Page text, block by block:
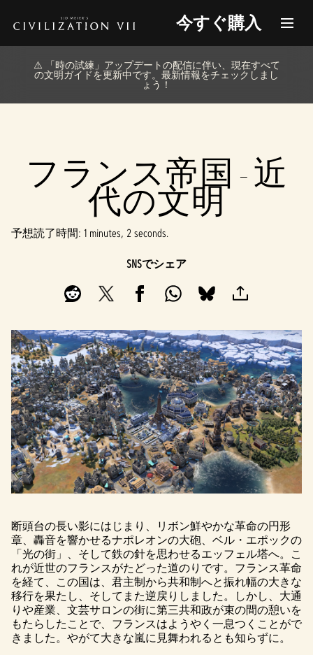
今すぐ購入
⚠️ 「時の試練」アップデートの配信に伴い、現在すべて
の文明ガイドを更新中です。最新情報をチェックしまし
ょう！
フランス帝国 - 近
代の文明
予想読了時間 1 minutes, 2 seconds
SNSでシェア
断頭台の長い影にはじまり、リボン鮮やかな革命の円形
章、轟音を響かせるナポレオンの大砲、ベル・エポックの
「光の街」、そして鉄の針を思わせるエッフェル塔へ。こ
れが近世のフランスがたどった道のりです。フランス革命
を経て、この国は、君主制から共和制へと振れ幅の大きな
移行を果たし、そしてまた逆戻りしました。しかし、大通
りや産業、文芸サロンの街に第三共和政が束の間の憩いを
もたらしたことで、フランスはようやく一息つくことがで
きました。やがて大きな嵐に見舞われるとも知らずに。